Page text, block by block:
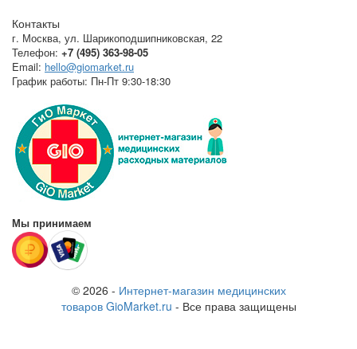
Контакты
г. Москва, ул. Шарикоподшипниковская, 22
Телефон: +7 (495) 363-98-05
Email: hello@giomarket.ru
График работы: Пн-Пт 9:30-18:30
Мы принимаем
© 2026 - Интернет-магазин медицинских
товаров GioMarket.ru - Все права защищены